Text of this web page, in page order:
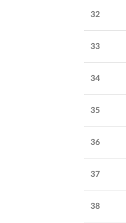
32
33
34
35
36
37
38